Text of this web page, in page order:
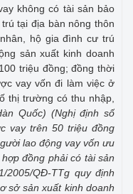
không có tài sản bảo
tại địa bàn nông thôn
hộ gia đình cư trú
sản xuất kinh doanh
triệu đồng; đồng thời
vay vốn đi làm việc ở
thị trường có thu nhập,
Quốc) (Nghị định số
vay trên 50 triệu đồng
lao động vay vốn ưu
đồng phải có tài sản
2005/QĐ-TTg quy định
sở sản xuất kinh doanh